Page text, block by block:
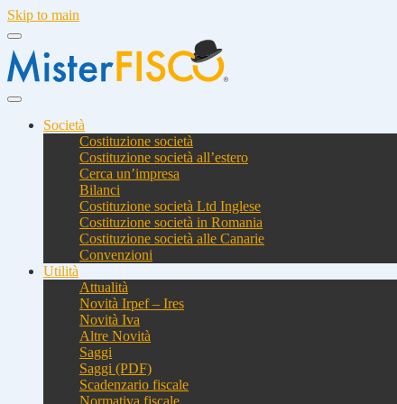
Skip to main
Società
Costituzione società
Costituzione società all’estero
Cerca un’impresa
Bilanci
Costituzione società Ltd Inglese
Costituzione società in Romania
Costituzione società alle Canarie
Convenzioni
Utilità
Attualità
Novità Irpef – Ires
Novità Iva
Altre Novità
Saggi
Saggi (PDF)
Scadenzario fiscale
Normativa fiscale